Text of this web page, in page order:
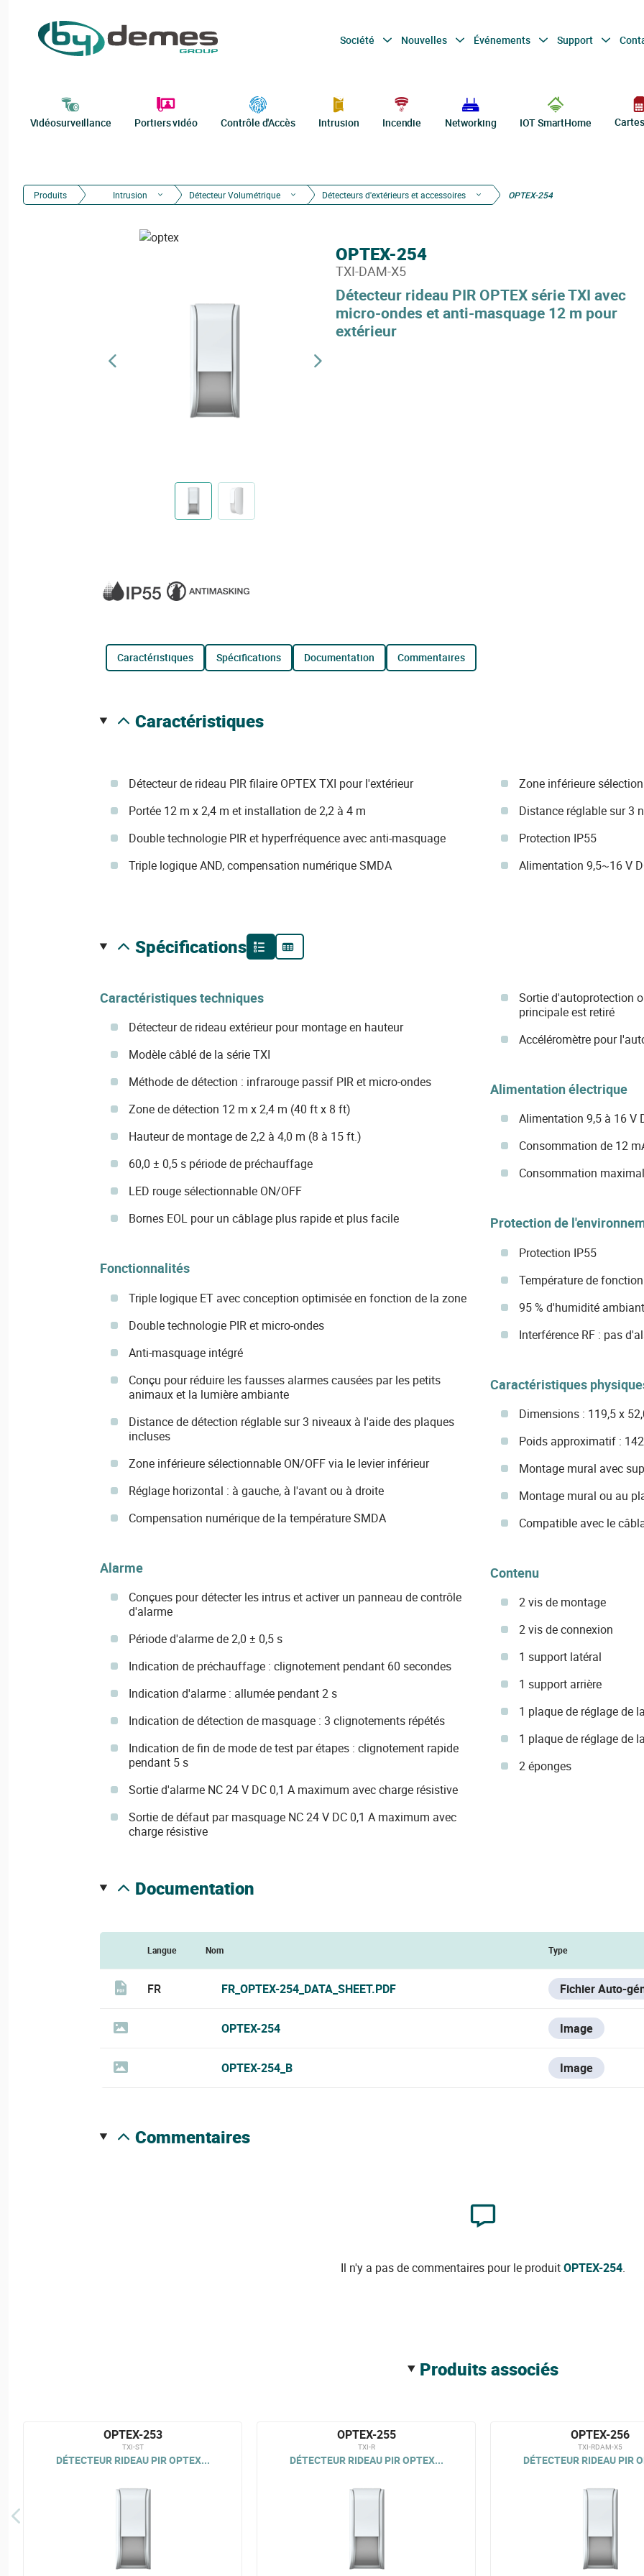
Société Nouvelles Événements Support
Vidéosurveillance Portiers vidéo Contrôle d'Accès Intrusion Incendie Networking IOT SmartHome
Produits Intrusion Détecteur Volumétrique Détecteurs d'extérieurs et accessoires OPTEX-254
Détecteur rideau PIR OPTEX série TXI avec
micro-ondes et anti-masquage 12 m pour
extérieur
OPTEX-254
TXI-DAM-X5
caractéristiques spécifications documentation commentaires
caractéristiques
Détecteur de rideau PIR filaire OPTEX TXI pour l'extérieur
Portée 12 m x 2,4 m et installation de 2,2 à 4 m
Double technologie PIR et hyperfréquence avec anti-masquage
Triple logique AND, compensation numérique SMDA
Zone inférieure
Distance réglable sur 3
Protection IP55
Alimentation 9,5~16 V
spécifications
Caractéristiques techniques
Détecteur de rideau extérieur pour montage en hauteur
Modèle câblé de la série TXI
Méthode de détection : infrarouge passif PIR et micro-ondes
Zone de détection 12 m x 2,4 m (40 ft x 8 ft)
Hauteur de montage de 2,2 à 4,0 m (8 à 15 ft.)
60,0 ± 0,5 s période de préchauffage
LED rouge sélectionnable ON/OFF
Bornes EOL pour un câblage plus rapide et plus facile
Fonctionnalités
Triple logique ET avec conception optimisée en fonction de la zone
Double technologie PIR et micro-ondes
Anti-masquage intégré
Conçu pour réduire les fausses alarmes causées par les petits
animaux et la lumière ambiante
Distance de détection réglable sur 3 niveaux à l'aide des plaques
incluses
Zone inférieure sélectionnable ON/OFF via le levier inférieur
Réglage horizontal : à gauche, à l'avant ou à droite
Compensation numérique de la température SMDA
Alarme
Conçues pour détecter les intrus et activer un panneau de contrôle
d'alarme
Période d'alarme de 2,0 ± 0,5 s
Indication de préchauffage : clignotement pendant 60 secondes
Indication d'alarme : allumée pendant 2 s
Indication de détection de masquage : 3 clignotements répétés
Indication de fin de mode de test par étapes : clignotement rapide
pendant 5 s
Sortie d'alarme NC 24 V DC 0,1 A maximum avec charge résistive
Sortie de défaut par masquage NC 24 V DC 0,1 A maximum avec
charge résistive
Sortie d'autoprotection
principale est retiré
Accéléromètre pour
Alimentation électrique
Alimentation 9,5 à 16 V
Consommation de 12
Consommation
Protection de
Protection IP55
Température de
95 % d'humidité
Interférence RF : pas
Caractéristiques
Dimensions : 119,5 x
Poids approximatif :
Montage mural avec
Montage mural ou au
Compatible avec le
Contenu
2 vis de montage
2 vis de connexion
1 support latéral
1 support arrière
1 plaque de réglage de
1 plaque de réglage de
2 éponges
documentation
Langue Nom Type
FR FR_OPTEX-254_DATA_SHEET.PDF Fichier Auto-
OPTEX-254 Image
OPTEX-254_B Image
commentaires
Il n'y a pas de commentaires pour le produitOPTEX-254.
produits associés
OPTEX-253
TXI-ST
DÉTECTEUR RIDEAU PIR OPTEX...
OPTEX-255
TXI-R
DÉTECTEUR RIDEAU PIR OPTEX...
OPTEX-256
TXI-RDAM-X5
DÉTECTEUR RIDEAU PIR